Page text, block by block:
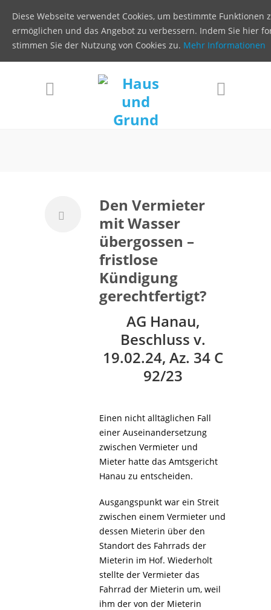
Den Vermieter
mit Wasser
übergossen –
fristlose
Kündigung
gerechtfertigt?
AG Hanau,
Beschluss v.
19.02.24, Az. 34 C
92/23
Einen nicht alltäglichen Fall
einer Auseinandersetzung
zwischen Vermieter und
Mieter hatte das Amtsgericht
Hanau zu entscheiden.
Ausgangspunkt war ein Streit
zwischen einem Vermieter und
dessen Mieterin über den
Standort des Fahrrads der
Mieterin im Hof. Wiederholt
stellte der Vermieter das
Fahrrad der Mieterin um, weil
ihm der von der Mieterin
Diese Webseite verwendet Cookies, um bestimmte Funktionen
ermöglichen und das Angebot zu verbessern. Indem Sie hier
stimmen Sie der Nutzung von Cookies zu. Mehr Informationen